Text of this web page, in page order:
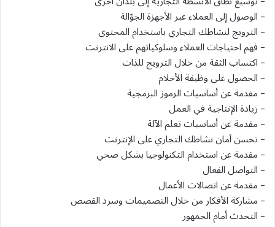
– الوصول إلى العملاء عبر الأجهزة الجوّالة
– الترويج لنشاطك التجاري باستخدام المحتوى
– فهم احتياجات العملاء وسلوكياتهم على الانترنت
– اكتساب الثقة من خلال الترويج للذات
– الحصول على وظيفة الأحلام
– مقدمة عن أساسيات الرموز البرمجية
– زيادة الإنتاجية في العمل
– مقدمة عن أساسيات تعلم الآلة
– تحسن أمان نشاطك التجاري على الإنترنت
– مقدمة عن استخدام التكنولوجيا بشكل صحي
– التواصل الفعال
– مقدمة عن اتصالات الأعمال
– مشاركة الأفكار من خلال التصميمات وسرد القصص
– التحدث أمام الجمهور